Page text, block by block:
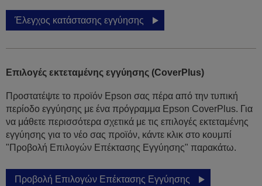
Έλεγχος κατάστασης εγγύησης
Επιλογές εκτεταμένης εγγύησης (CoverPlus)
Προστατέψτε το προϊόν Epson σας πέρα από την τυπική
περίοδο εγγύησης με ένα πρόγραμμα Epson CoverPlus. Για
να μάθετε περισσότερα σχετικά με τις επιλογές εκτεταμένης
εγγύησης για το νέο σας προϊόν, κάντε κλικ στο κουμπί
"Προβολή Επιλογών Επέκτασης Εγγύησης" παρακάτω.
Προβολή Επιλογών Επέκτασης Εγγύησης